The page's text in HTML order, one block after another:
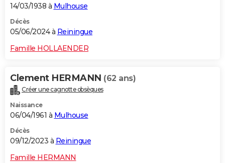
14/03/1938 à Mulhouse
Décès
05/06/2024 à Reiningue
Famille HOLLAENDER
Clement HERMANN (62 ans)
Créer une cagnotte obsèques
Naissance
06/04/1961 à Mulhouse
Décès
09/12/2023 à Reiningue
Famille HERMANN